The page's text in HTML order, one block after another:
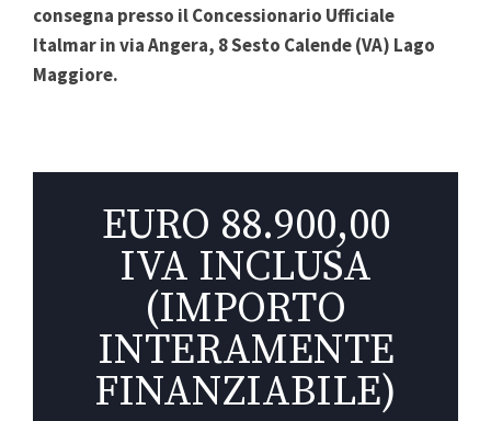
consegna presso il Concessionario Ufficiale
Italmar in via Angera, 8 Sesto Calende (VA) Lago
Maggiore.
EURO 88.900,00
IVA INCLUSA
(IMPORTO
INTERAMENTE
FINANZIABILE)